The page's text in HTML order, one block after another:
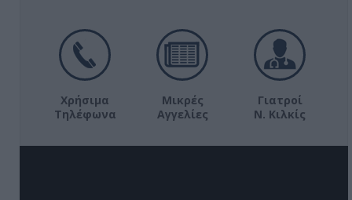
Χρήσιμα
Τηλέφωνα
Μικρές
Αγγελίες
Γιατροί
Ν. Κιλκίς